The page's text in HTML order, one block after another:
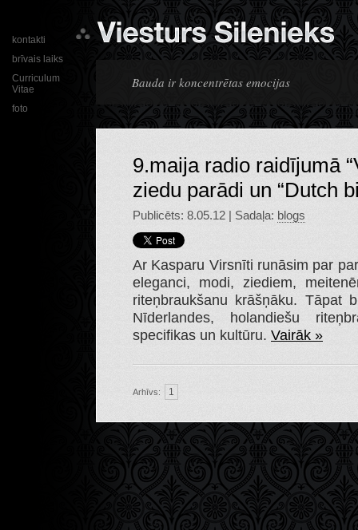
Bauda ir koncentrētas emocijas
kontakti
brīvais laiks
Curriculum
Vitae
foto
9.maija radio raidījumā
ziedu parādi un “Dutch
Publicēts: 8.05.12 | Sadaļa: blogs
Ar Kasparu Virsnīti runāsim par
eleganci, modi, ziediem,
riteņbraukšanu krāšņāku. Tāpat
Nīderlandes, holandiešu
specifikas un kultūru. Vairāk »
Arhīvs: 1